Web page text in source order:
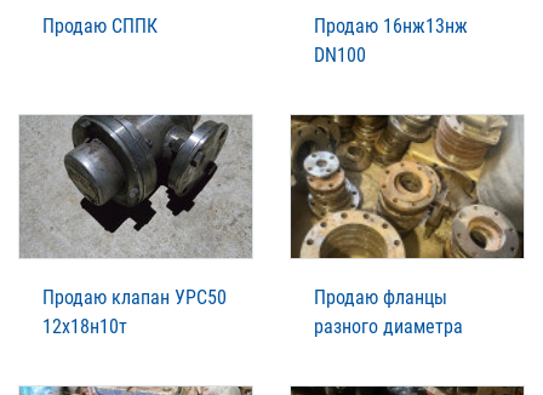
Продаю СППК
Продаю 16нж13нж
DN100
Продаю клапан УРС50
12х18н10т
Продаю фланцы
разного диаметра